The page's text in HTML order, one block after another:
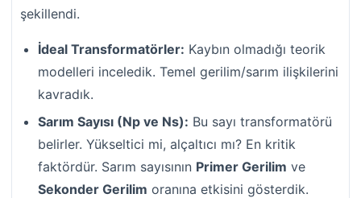
şekillendi.
İdeal Transformatörler: Kaybın olmadığı teorik
modelleri inceledik. Temel gerilim/sarım ilişkilerini
kavradık.
Sarım Sayısı (Np ve Ns): Bu sayı transformatörü
belirler. Yükseltici mi, alçaltıcı mı? En kritik
faktördür. Sarım sayısının Primer Gerilim ve
Sekonder Gerilim oranına etkisini gösterdik.